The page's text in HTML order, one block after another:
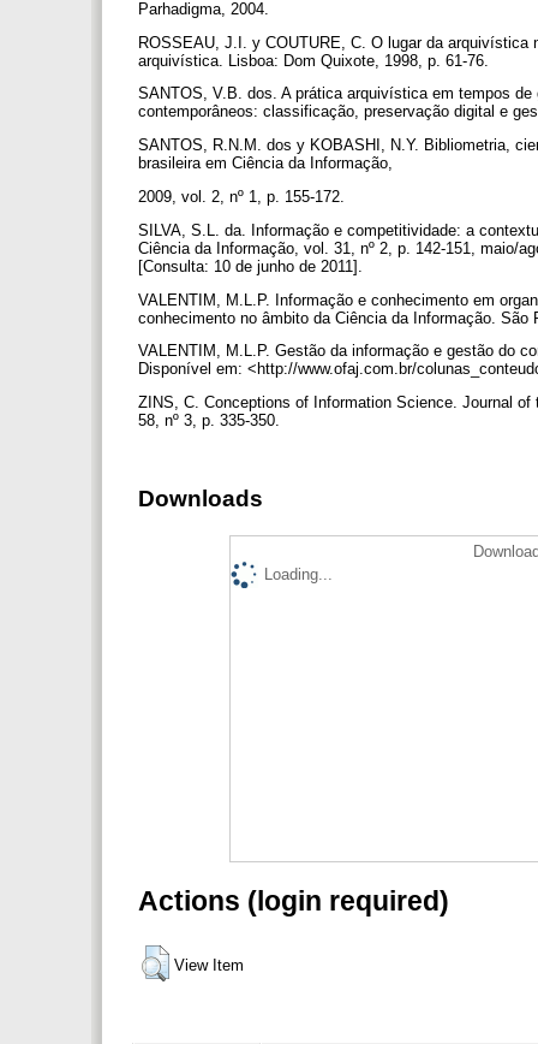
Parhadigma, 2004.
ROSSEAU, J.I. y COUTURE, C. O lugar da
arquivística. Lisboa: Dom Quixote, 1998, p. 61-76.
SANTOS, V.B. dos. A prática arquivística em tempos
contemporâneos: classificação, preservação digital e
SANTOS, R.N.M. dos y KOBASHI, N.Y. Bibliometria,
brasileira em Ciência da Informação,
2009, vol. 2, nº 1, p. 155-172.
SILVA, S.L. da. Informação e competitividade: a
Ciência da Informação, vol. 31, nº 2, p. 142-151, maio/
[Consulta: 10 de junho de 2011].
VALENTIM, M.L.P. Informação e conhecimento em
conhecimento no âmbito da Ciência da Informação.
VALENTIM, M.L.P. Gestão da informação e gestão do
Disponível em: <http://www.ofaj.com.br/
ZINS, C. Conceptions of Information Science. Journal
58, nº 3, p. 335-350.
Downloads
Loading...
Actions (login required)
View Item